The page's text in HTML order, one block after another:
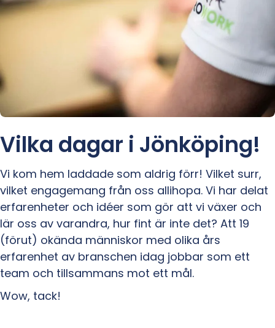
Vilka dagar i Jönköping!
Vi kom hem laddade som aldrig förr! Vilket surr,
vilket engagemang från oss allihopa. Vi har delat
erfarenheter och idéer som gör att vi växer och
lär oss av varandra, hur fint är inte det? Att 19
(förut) okända människor med olika års
erfarenhet av branschen idag jobbar som ett
team och tillsammans mot ett mål.
Wow, tack!